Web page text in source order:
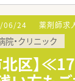
＜研修制度＞
■現場の先輩薬
■入社時はもち
＜法人特徴＞
■東証プライム
06/24 薬剤師求
院・クリニック
北区】